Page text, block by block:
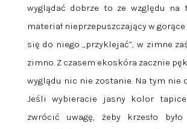
wyglądać dobrze to ze względu
materiał nieprzepuszczający w
się do niego „przyklejać”, w zimne
zimno. Z czasem ekoskóra zacznie
wyglądu nic nie zostanie. Na tym nie
Jeśli wybieracie jasny kolor
zwrócić uwagę, żeby krzesło